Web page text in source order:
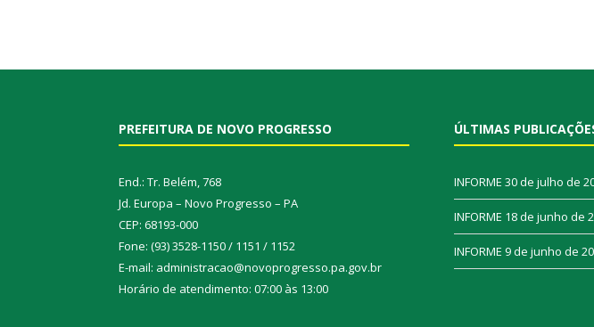
PREFEITURA DE NOVO PROGRESSO
End.: Tr. Belém, 768
Jd. Europa – Novo Progresso – PA
CEP: 68193-000
Fone: (93) 3528-1150 / 1151 / 1152
E-mail: administracao@novoprogresso.pa.gov.br
Horário de atendimento: 07:00 às 13:00
ÚLTIMAS
INFORME 30 de julho de
INFORME 18 de junho de
INFORME 9 de junho de